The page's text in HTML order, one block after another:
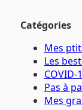
Catégories
Mes
Les
COVID-
Pas à
Mes